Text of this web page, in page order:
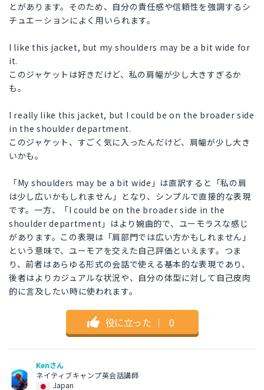
とがあります。そのため、自分の責任感や信頼性を強調するシ
チュエーションによく用いられます。
I like this jacket, but my shoulders may be a bit wide for
it.
このジャケットは好きだけど、私の肩幅が少し大きすぎるか
も。
I really like this jacket, but I could be on the broader side
in the shoulder department.
このジャケット、すごく気に入ったんだけど、肩幅が少し大き
いかも。
「My shoulders may be a bit wide」は直訳すると「私の肩
は少し広いかもしれません」となり、シンプルで直接的な表現
です。一方、「I could be on the broader side in the
shoulder department」はより婉曲的で、ユーモラスな感じ
があります。この表現は「肩部門では広い方かもしれません」
という意味で、ユーモアを交えた自己評価といえます。つま
り、前者はあらゆる形式の会話で使える基本的な表現であり、
後者はよりカジュアルな状況や、自分の体型に対して自己皮肉
的に言及したい時に使われます。
役に立った ｜ 0
Kenさん
ネイティブキャンプ英会話講師
Japan